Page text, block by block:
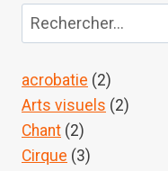
Rechercher :
acrobatie (2)
Arts visuels (2)
Chant (2)
Cirque (3)